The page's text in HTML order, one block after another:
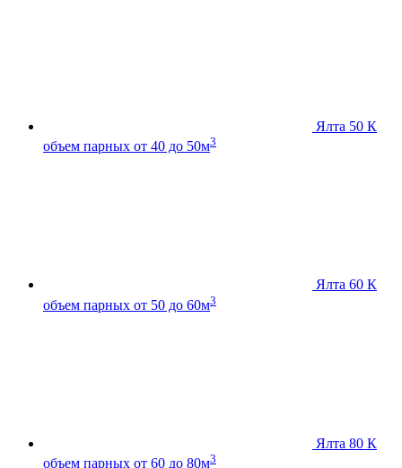
Ялта 50 К
объем парных от 40 до 50м3
Ялта 60 К
объем парных от 50 до 60м3
Ялта 80 К
объем парных от 60 до 80м3